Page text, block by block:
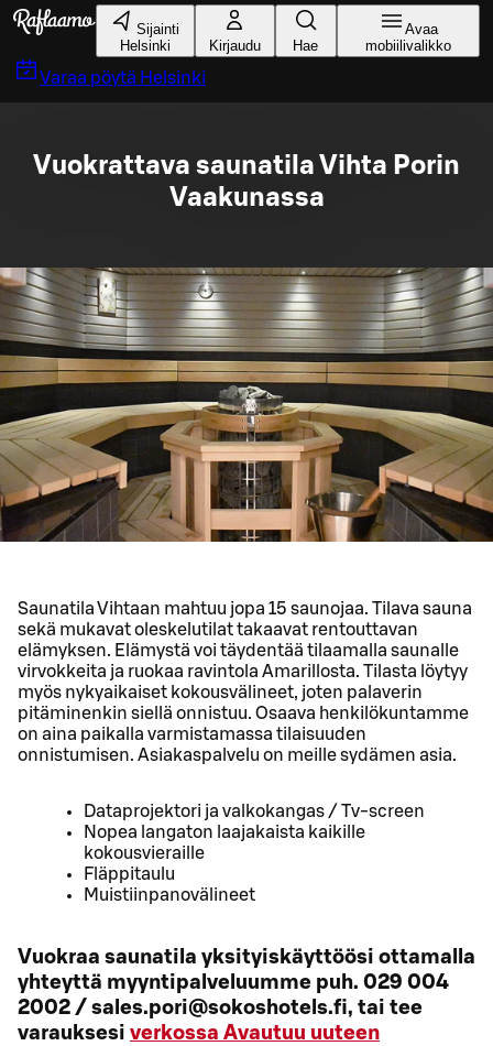
Siirry pääsisältöön
Sijainti
Helsinki
Kirjaudu Hae
Avaa
mobiilivalikko
Varaa pöytä Helsinki
Vuokrattava saunatila Vihta Porin
Vaakunassa
Saunatila Vihtaan mahtuu jopa 15 saunojaa. Tilava sauna
sekä mukavat oleskelutilat takaavat rentouttavan
elämyksen. Elämystä voi täydentää tilaamalla saunalle
virvokkeita ja ruokaa ravintola Amarillosta. Tilasta löytyy
myös nykyaikaiset kokousvälineet, joten palaverin
pitäminenkin siellä onnistuu. Osaava henkilökuntamme
on aina paikalla varmistamassa tilaisuuden
onnistumisen. Asiakaspalvelu on meille sydämen asia.
Dataprojektori ja valkokangas / Tv-screen
Nopea langaton laajakaista kaikille
kokousvieraille
Fläppitaulu
Muistiinpanovälineet
Vuokraa saunatila yksityiskäyttöösi ottamalla
yhteyttä myyntipalveluumme puh. 029 004
2002 / sales.pori@sokoshotels.fi, tai tee
varauksesi verkossa Avautuu uuteen